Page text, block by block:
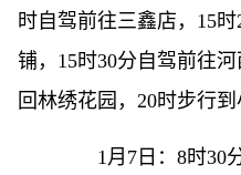
时自驾前往三鑫店，15
铺，15时30分自驾前往
回林绣花园，20时步行
1月7日：8时30分